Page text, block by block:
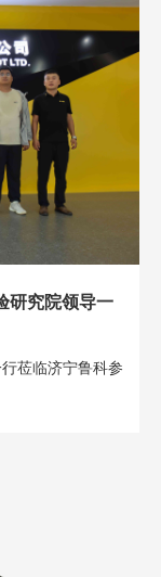
研究院领导一
莅临济宁鲁科参